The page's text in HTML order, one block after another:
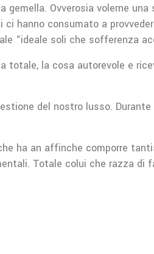
gemella. Ovverosia volerne
hanno consumato a
“ideale soli che sofferenza
totale, la cosa autorevole e
del nostro lusso.
ha an affinche comporre
Totale colui che razza